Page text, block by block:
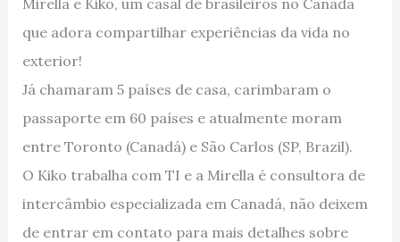
que adora compartilhar experiências da vida no
exterior!
Já chamaram 5 países de casa, carimbaram o
passaporte em 60 países e atualmente moram
entre Toronto (Canadá) e São Carlos (SP, Brazil).
O Kiko trabalha com TI e a Mirella é consultora de
intercâmbio especializada em Canadá, não deixem
de entrar em contato para mais detalhes sobre